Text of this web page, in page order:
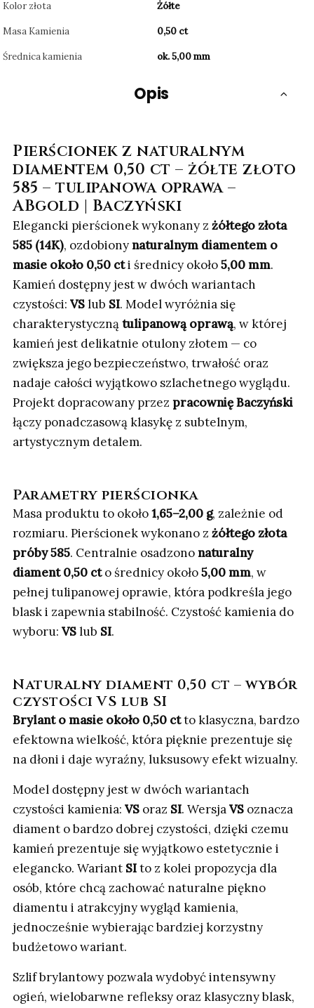
Kolor złota Żółte
Masa Kamienia 0,50 ct
Średnica kamienia ok. 5,00 mm
Opis
Pierścionek z naturalnym
diamentem 0,50 ct – żółte złoto
585 – tulipanowa oprawa –
ABgold | Baczyński
Elegancki pierścionek wykonany z żółtego złota
585 (14K), ozdobionynaturalnym diamentem o
masie około 0,50 cti średnicy około5,00 mm.
Kamień dostępny jest w dwóch wariantach
czystości: VSlub SI. Model wyróżnia się
charakterystycznątulipanową oprawą, w której
kamień jest delikatnie otulony złotem — co
zwiększa jego bezpieczeństwo, trwałość oraz
nadaje całości wyjątkowo szlachetnego wyglądu.
Projekt dopracowany przez pracownię Baczyński
łączy ponadczasową klasykę z subtelnym,
artystycznym detalem.
Parametry pierścionka
Masa produktu to około1,65–2,00 g, zależnie od
rozmiaru. Pierścionek wykonano z żółtego złota
próby 585. Centralnie osadzononaturalny
diament 0,50 cto średnicy około5,00 mm, w
pełnej tulipanowej oprawie, która podkreśla jego
blask i zapewnia stabilność. Czystość kamienia do
wyboru: VSlub SI.
Naturalny diament 0,50 ct – wybór
czystości VS lub SI
Brylant o masie około 0,50 ctto klasyczna, bardzo
efektowna wielkość, która pięknie prezentuje się
na dłoni i daje wyraźny, luksusowy efekt wizualny.
Model dostępny jest w dwóch wariantach
czystości kamienia: VS oraz SI. WersjaVS oznacza
diament o bardzo dobrej czystości, dzięki czemu
kamień prezentuje się wyjątkowo estetycznie i
elegancko. Wariant SIto z kolei propozycja dla
osób, które chcą zachować naturalne piękno
diamentu i atrakcyjny wygląd kamienia,
jednocześnie wybierając bardziej korzystny
budżetowo wariant.
Szlif brylantowy pozwala wydobyć intensywny
ogień, wielobarwne refleksy oraz klasyczny blask,